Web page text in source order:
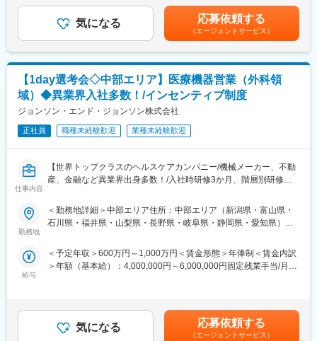
部長1名／中日本リージョンリーダー1名／Salesメンバー7名
（VIR営業部全体で19名）
担当施設数：約50施設（うち重点病院 約20施設）
月間の導入研修では、基礎から製品・医療知識の習得が可能で
す。
・主体性・自発性が成長に直結する環境 成長期の組織だからこ
・若手リーダーを目指せるキャリア機会 異業界出身者が数年でリ
ーダーへ昇進した実績もあります。
が、自身の成長や報酬としても還元されます。
・納品・設置の立ち会い
・手術時に立会い、機器の使用方法をサポート など
リアを割り振ります。
■ポジションの魅力：
営業ユニットは4名体制（部門全体8名）で活動中。20代の若手か
ら経験豊富なベテランまでバランス良く在籍しており、社歴に関
わらずフラットに意見交換ができる風通しの良さが自慢です。
■働き方：
社用車を貸与しての営業で、直行直帰となります。
■幅広いキャリア：
社内公募制度により、グループをまたがり異なる職種への異動も
可能です。営業職からマーケティングや人事や企画広報にキャリ
■入社後の研修：
当社では、ほとんどの中途入社社員が医療業界未経験からのスタ
営業のご経験があれば、業界経験がなくても問題ありません！
入社後は、先輩社員がマンツーマンで丁寧に指導するOJTを通じ
■同社の魅力
・三菱商事のグループ会社になったことにより、三菱商事の海外
ネットワークの活用やグループ企業との連携を通じ、更なる発展
選考を通じて上下する可能性があります。月給(月額)は固定手当を
含めた表記です。
気になる 応募依頼する
（エージェントサービス）
【1day選考会◇中部エリア】医療機器営業（外科領
域）◆異業界入社多数！/インセンティブ制度
ジョンソン・エンド・ジョンソン株式会社
正社員 職種未経験歓迎 業種未経験歓迎
仕事内容
【世界トップクラスのヘルスケアカンパニー/機械メーカー、不動
産、金融など異業界出身多数！/入社時研修3か月、階層別研修な
シェアの製品多数/インセンティブ制度/入社想定日：2026年10月1
日】
★個人の裁量が大きく、年齢・性別関係・社歴関係なく活躍でき
る環境です！
■業務詳細
担当エリアの病院（主に医師）に対し、当社にて扱っている製品
勤務地
＜勤務地詳細＞中部エリア住所：中部エリア（新潟県・富山県・
石川県・福井県・山梨県・長野県・岐阜県・静岡県・愛知県）を
囲：会社の定める事業所
給与
＜予定年収＞600万円～1,000万円＜賃金形態＞年俸制＜賃金内訳
＞年額（基本給）：4,000,000円～6,000,000円固定残業手当/月：
補足＞※ご経験やスキルを考慮し決定いたします。※上記はインセ
ンティブを含む金額です。賃金はあくまでも目安の金額であり、
気になる 応募依頼する
（エージェントサービス）